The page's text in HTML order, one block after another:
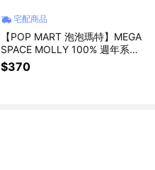
宅配商品
【POP MART 泡泡瑪特】MEGA
SPACE MOLLY 100% 週年系列
4盲盒(1入)
$370